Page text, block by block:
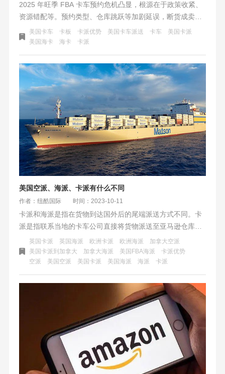
2025 年旺季 FBA 卡车预约危机凸显，根源在于政策收紧、
资源错配等。预约类型、仓库跳跃等加剧延误，断货成卖家
致命伤。破局需物流商资源整合与智能调度，如纽酷保舱保
柜等，卖家也应多仓分流、数据预判，让物流从成本中心变
为增长引擎。
美国卡车 卡板 卡派优势 美国卡车派送 卡车
美国卡派
美国海卡
海卡 卡派
美国空派、海派、卡派有什么不同
作者：纽酷国际 时间：2023-10-11
卡派和海派是指在货物到达国外后的尾端派送方式不同。卡
派是指联系当地的卡车公司直接将货物派送至亚马逊仓库，
适合大货中转入仓，对货物尺寸重量没有过多限制，丢件率
低。海派则是指将货物交付给当地的快递公司（如FedEx和
UPS），由快递公司进行最后的派送入仓，有单号可以追
踪，快递网点多，适合偏远仓库选择。
英国卡派 英国海派 欧洲卡派 欧洲海派
加拿大空派
美国卡派到加拿大
加拿大海派 美国FBA海派
卡派优势
空派
美国空派 美国卡派 美国海派 海派 卡派